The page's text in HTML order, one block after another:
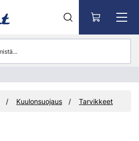
Kuulonsuojaus Tarvikkeet